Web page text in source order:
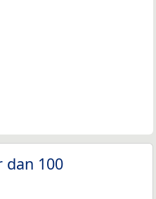
dan 100